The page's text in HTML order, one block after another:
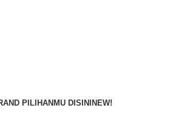
PILIHANMU DISINI NEW!